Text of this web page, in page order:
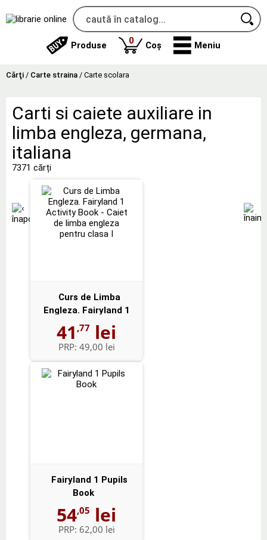
Produse 0produse
Coș Meniu
Cărţi / Carte straina / Carte scolara
Carti si caiete auxiliare in
limba engleza, germana,
italiana
7371 cărți
Curs de Limba
Engleza. Fairyland 1
Activity Book -...
41 ,77 lei
PRP: 49,00 lei
Fairyland 1 Pupils
Book
54,05 lei
PRP: 62,00 lei